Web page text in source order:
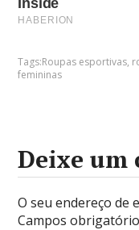
Tags:Roupas esportivas,
femininas
Deixe um
O seu endereço de
Campos